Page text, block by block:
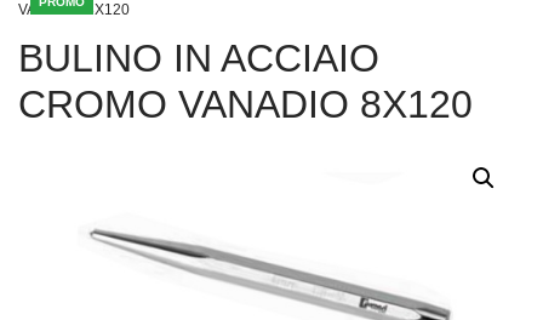
VANADIO 8X120
BULINO IN ACCIAIO
CROMO VANADIO 8X120